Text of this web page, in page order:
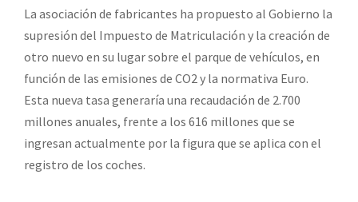
La asociación de fabricantes ha propuesto al Gobierno la
supresión del Impuesto de Matriculación y la creación de
otro nuevo en su lugar sobre el parque de vehículos, en
función de las emisiones de CO2 y la normativa Euro.
Esta nueva tasa generaría una recaudación de 2.700
millones anuales, frente a los 616 millones que se
ingresan actualmente por la figura que se aplica con el
registro de los coches.